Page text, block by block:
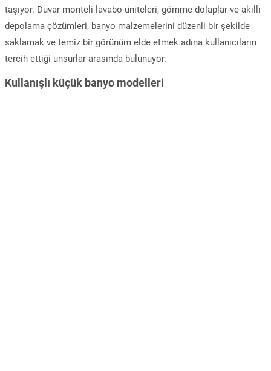
taşıyor. Duvar monteli lavabo üniteleri, gömme dolaplar ve akıllı
depolama çözümleri, banyo malzemelerini düzenli bir şekilde
saklamak ve temiz bir görünüm elde etmek adına kullanıcıların
tercih ettiği unsurlar arasında bulunuyor.
Kullanışlı küçük banyo modelleri